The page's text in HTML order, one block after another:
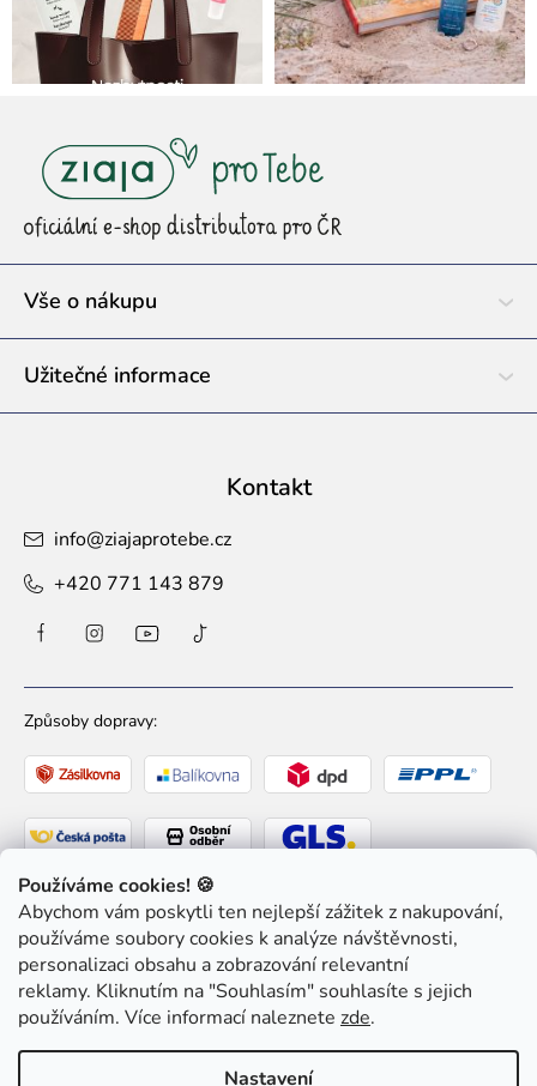
Používáme cookies! 🍪
Abychom vám poskytli ten nejlepší zážitek z nakupování,
používáme soubory cookies k analýze návštěvnosti,
personalizaci obsahu a zobrazování relevantní
reklamy. Kliknutím na "Souhlasím" souhlasíte s jejich
používáním. Více informací naleznete zde.
Nastavení
t
Vše o nákupu
Užitečné informace
Kontakt
info@ziajaprotebe.cz
+420 771 143 879
Způsoby dopravy:
Způsoby platby:
Ziaja pro Tebe